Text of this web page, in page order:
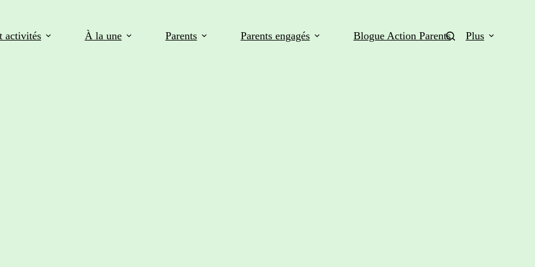
activités À la une Parents Parents engagés Blogue Action Parents Plus